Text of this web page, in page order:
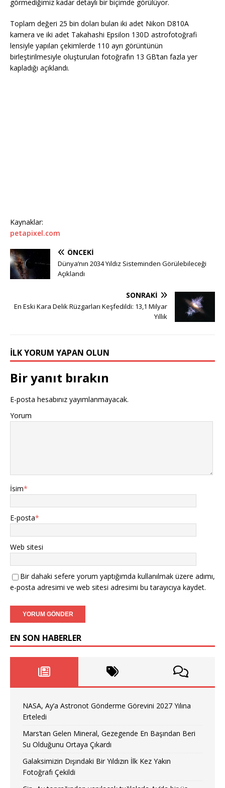
görmediğimiz kadar detaylı bir biçimde görülüyor.
Toplam değeri 25 bin doları bulan iki adet Nikon D810A
kamera ve iki adet Takahashi Epsilon 130D astrofotoğrafi
lensiyle yapılan çekimlerde 110 ayrı görüntünün
birleştirilmesiyle oluşturulan fotoğrafın 13 GB’tan fazla yer
kapladığı açıklandı.
Kaynaklar:
petapixel.com
ÖNCEKI
Dünya’nın 2034 Yıldız Sisteminden Görülebileceği
Açıklandı
SONRAKI
En Eski Kara Delik Rüzgarları Keşfedildi: 13,1 Milyar
Yıllık
İLK YORUM YAPAN OLUN
Bir yanıt bırakın
E-posta hesabınız yayımlanmayacak.
Yorum
İsim*
E-posta*
Web sitesi
Bir dahaki sefere yorum yaptığımda kullanılmak üzere adımı,
e-posta adresimi ve web sitesi adresimi bu tarayıcıya kaydet.
EN SON HABERLER
NASA, Ay’a Astronot Gönderme Görevini 2027 Yılına
Erteledi
Mars’tan Gelen Mineral, Gezegende En Başından Beri
Su Olduğunu Ortaya Çıkardı
Galaksimizin Dışındaki Bir Yıldızın İlk Kez Yakın
Fotoğrafı Çekildi